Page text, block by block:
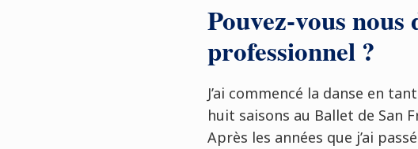
Pouvez-vous
professionnel ?
J’ai commencé la danse en
huit saisons au Ballet de San
Après les années que j’ai